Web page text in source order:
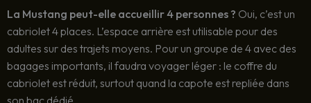
La Mustang peut-elle accueillir 4 personnes ? Oui, c’est un
cabriolet 4 places. L’espace arrière est utilisable pour des
adultes sur des trajets moyens. Pour un groupe de 4 avec des
bagages importants, il faudra voyager léger : le coffre du
cabriolet est réduit, surtout quand la capote est repliée dans
son bac dédié.